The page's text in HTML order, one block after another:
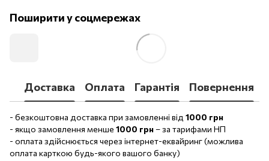
Поширити у соцмережах
Доставка Оплата Гарантія Повернення
- безкоштовна доставка при замовленні від 1000 грн
- якщо замовлення менше 1000 грн– за тарифами НП
- оплата здійснюється через інтернет-еквайринг (можлива
оплата карткою будь-якого вашого банку)